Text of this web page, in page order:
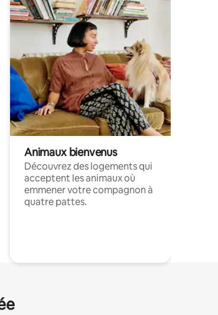
Animaux bienvenus
Découvrez des logements qui
acceptent les animaux où
emmener votre compagnon à
quatre pattes.